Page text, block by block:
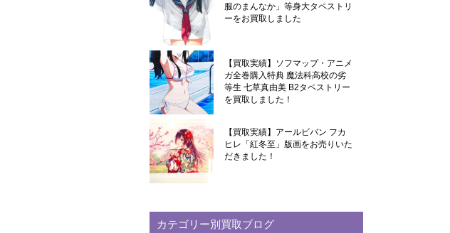
服のまんなか」等身大タペストリ
ーをお買取しました
【買取実績】ソフマップ・アニメ
ガ全巻購入特典 魔法科高校の劣
等生 七草真由美 B2タペストリー
を買取しました！
【買取実績】アールビバン フカ
ヒレ「紅冬至」版画をお売りいた
だきました！
カテゴリー別買取ブログ